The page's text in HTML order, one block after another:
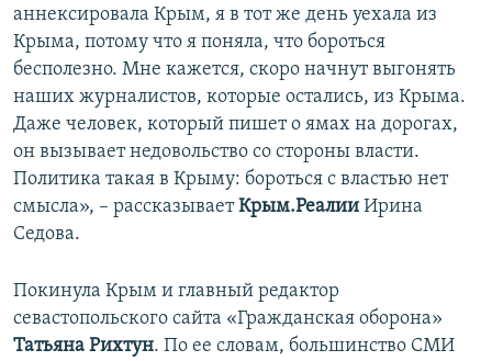
аннексировала Крым, я в тот же день уехала из
Крыма, потому что я поняла, что бороться
бесполезно. Мне кажется, скоро начнут выгонять
наших журналистов, которые остались, из Крыма.
Даже человек, который пишет о ямах на дорогах,
он вызывает недовольство со стороны власти.
Политика такая в Крыму: бороться с властью нет
смысла», – рассказываетКрым.Реалии Ирина
Седова.
Покинула Крым и главный редактор
севастопольского сайта «Гражданская оборона»
Татьяна Рихтун. По ее словам, большинство СМИ